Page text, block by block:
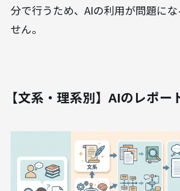
分で行うため、AIの利用が問題に
せん。
【文系・理系別】AIのレポー